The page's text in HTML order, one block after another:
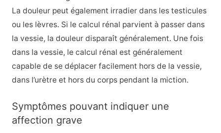
La douleur peut également irradier dans les testicules
ou les lèvres. Si le calcul rénal parvient à passer dans
la vessie, la douleur disparaît généralement. Une fois
dans la vessie, le calcul rénal est généralement
capable de se déplacer facilement hors de la vessie,
dans l’urètre et hors du corps pendant la miction.
Symptômes pouvant indiquer une
affection grave